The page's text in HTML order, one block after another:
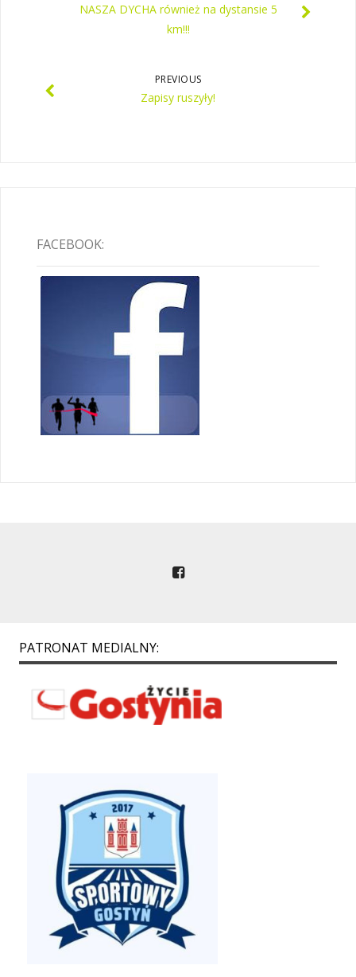
NASZA DYCHA również na dystansie 5
km!!!
PREVIOUS
Zapisy ruszyły!
FACEBOOK:
PATRONAT MEDIALNY: